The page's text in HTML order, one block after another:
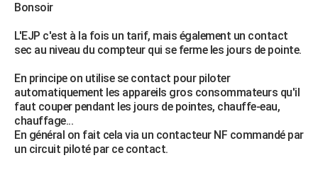
Bonsoir
L'EJP c'est à la fois un tarif, mais également un contact
sec au niveau du compteur qui se ferme les jours de pointe.
En principe on utilise se contact pour piloter
automatiquement les appareils gros consommateurs qu'il
faut couper pendant les jours de pointes, chauffe-eau,
chauffage...
En général on fait cela via un contacteur NF commandé par
un circuit piloté par ce contact.